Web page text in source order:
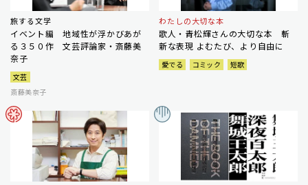
旅する文学
イベント編 地域性が浮かびあが
る３５０作 文芸評論家・斎藤美
奈子
文芸
斎藤美奈子
わたしの大切な本
歌人・青松輝さんの大切な本 斬
新な表現 よむたび、より自由に
愛でる コミック 短歌